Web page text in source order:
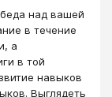
над вашей
в течение
а
в той
навыков
Выглядеть